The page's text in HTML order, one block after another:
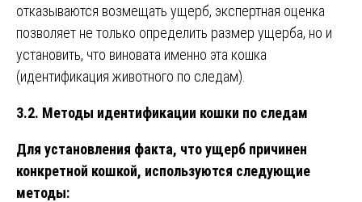
отказываются возмещать ущерб, экспертная оценка
позволяет не только определить размер ущерба, но и
установить, что виновата именно эта кошка
(идентификация животного по следам).
3.2. Методы идентификации кошки по следам
Для установления факта, что ущерб причинен
конкретной кошкой, используются следующие
методы: